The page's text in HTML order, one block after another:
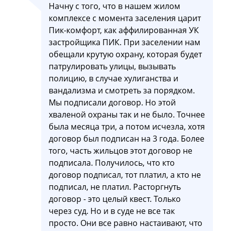
Начну с того, что в нашем жилом
комплексе с момента заселения царит
Пик-комфорт, как аффилированная УК
застройщика ПИК. При заселении нам
обещали крутую охрану, которая будет
патрулировать улицы, вызывать
полицию, в случае хулиганства и
вандализма и смотреть за порядком.
Мы подписали договор. Но этой
хваленой охраны так и не было. Точнее
была месяца три, а потом исчезла, хотя
договор был подписан на 3 года. Более
того, часть жильцов этот договор не
подписала. Получилось, что кто
договор подписал, тот платил, а кто не
подписал, не платил. Расторгнуть
договор - это целый квест. Только
через суд. Но и в суде не все так
просто. Они все равно настаивают, что